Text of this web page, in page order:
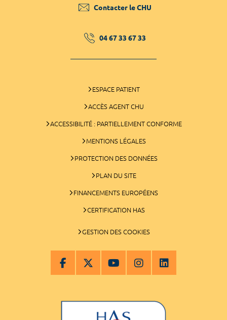
Contacter le CHU
04 67 33 67 33
ESPACE PATIENT
ACCÈS AGENT CHU
ACCESSIBILITÉ : PARTIELLEMENT CONFORME
MENTIONS LÉGALES
PROTECTION DES DONNÉES
PLAN DU SITE
FINANCEMENTS EUROPÉENS
CERTIFICATION HAS
GESTION DES COOKIES